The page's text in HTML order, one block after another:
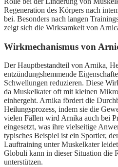
Regeneration des Körpers nach
bei. Besonders nach langen
zeigt sich die Wirksamkeit von
Wirkmechanismus von
Der Hauptbestandteil von Arnika,
entzündungshemmende
Schwellungen reduzieren. Diese
da Muskelkater oft mit kleinen
einhergeht. Arnika fördert die
Heilungsprozess, indem sie die
vielen Fällen wird Arnika auch bei
eingesetzt, was ihre vielseitige
typisches Beispiel ist ein Sportler,
Lauftraining unter Muskelkater
Globuli kann in dieser Situation die
unterstützen.